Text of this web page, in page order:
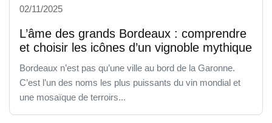
02/11/2025
L’âme des grands Bordeaux : comprendre
et choisir les icônes d’un vignoble mythique
Bordeaux n’est pas qu’une ville au bord de la Garonne.
C’est l’un des noms les plus puissants du vin mondial et
une mosaïque de terroirs...